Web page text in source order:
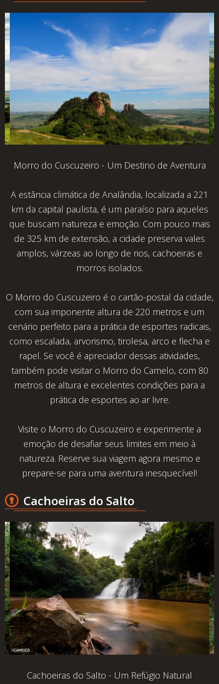
Morro do Cuscuzeiro - Um Destino de Aventura
A estância climática de Analândia, localizada a 221
km da capital paulista, é um paraíso para aqueles
que buscam natureza e emoção. Com pouco mais
de 325 km de extensão, a cidade preserva vales
amplos, várzeas ao longo de rios, cachoeiras e
morros isolados.
O Morro do Cuscuzeiro é o cartão-postal da cidade,
com sua imponente altura de 220 metros e um
cenário perfeito para a prática de esportes radicais,
como escalada, arvorismo, tirolesa, arco e flecha e
rapel. Se você é apreciador dessas atividades,
também pode visitar o Morro do Camelo, com 80
metros de altura e excelentes condições para a
prática de esportes ao ar livre.
Visite o Morro do Cuscuzeiro e experimente a
emoção de desafiar seus limites em meio à
natureza. Reserve sua viagem agora mesmo e
prepare-se para uma aventura inesquecível!
Cachoeiras do Salto
Cachoeiras do Salto - Um Refúgio Natural